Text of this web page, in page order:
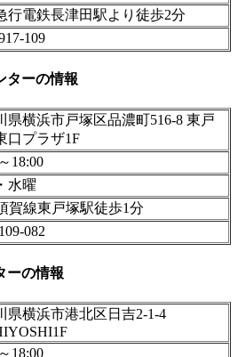
行電鉄長津田駅より徒歩2分
109
ターの情報
県横浜市戸塚区品濃町516-8 東戸
口プラザ1F
18:00
水曜
賀線東戸塚駅徒歩1分
082
ーの情報
県横浜市港北区日吉2-1-4
18:00